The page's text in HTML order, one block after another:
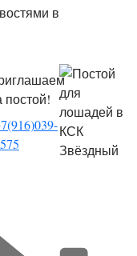
в
постой!